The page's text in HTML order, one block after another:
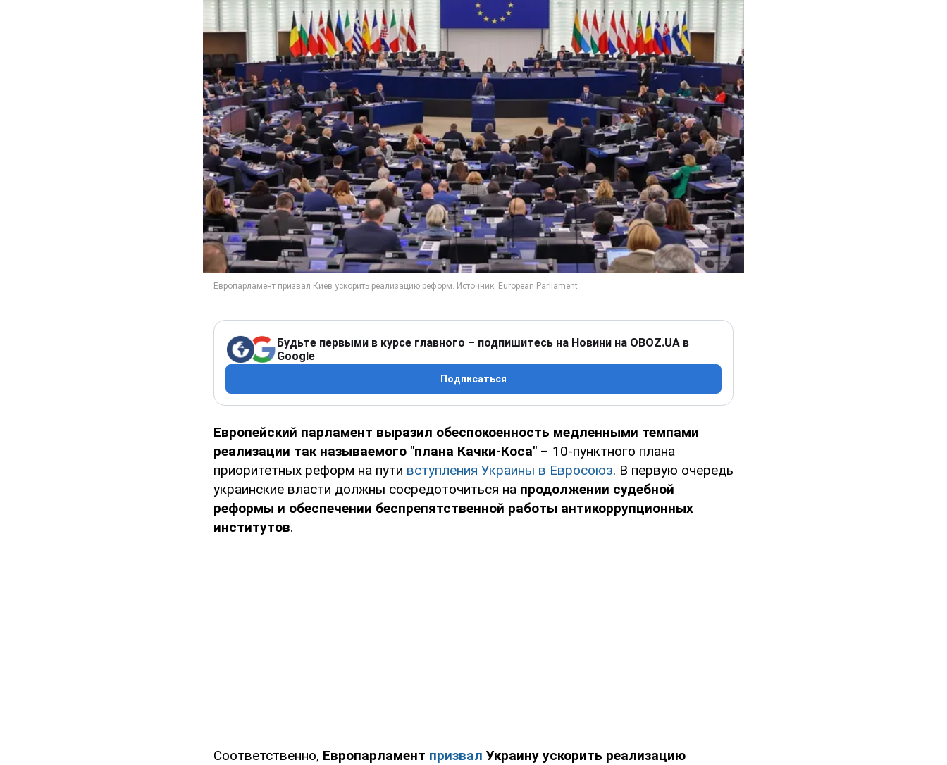
Будьте первыми в курсе главного – подпишитесь на Новини на OBOZ.UA в
Google
Подписаться
Европейский парламент выразил обеспокоенность медленными темпами
реализации так называемого "плана Качки-Коса" – 10-пунктного плана
приоритетных реформ на пути вступления Украины в Евросоюз. В первую очередь
украинские власти должны сосредоточиться на продолжении судебной
реформы и обеспечении беспрепятственной работы антикоррупционных
институтов.
Соответственно, Европарламент призвал Украину ускорить реализацию